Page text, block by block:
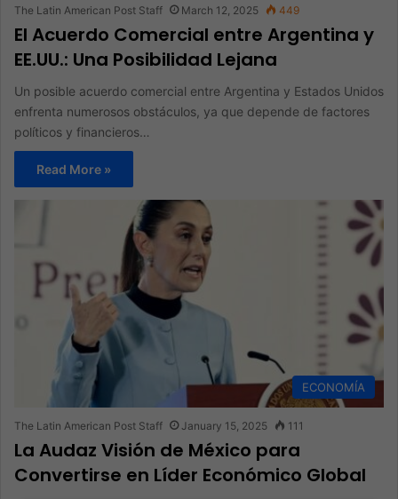
The Latin American Post Staff March 12, 2025 449
El Acuerdo Comercial entre Argentina y
EE.UU.: Una Posibilidad Lejana
Un posible acuerdo comercial entre Argentina y Estados Unidos
enfrenta numerosos obstáculos, ya que depende de factores
políticos y financieros…
Read More »
ECONOMÍA
The Latin American Post Staff January 15, 2025 111
La Audaz Visión de México para
Convertirse en Líder Económico Global